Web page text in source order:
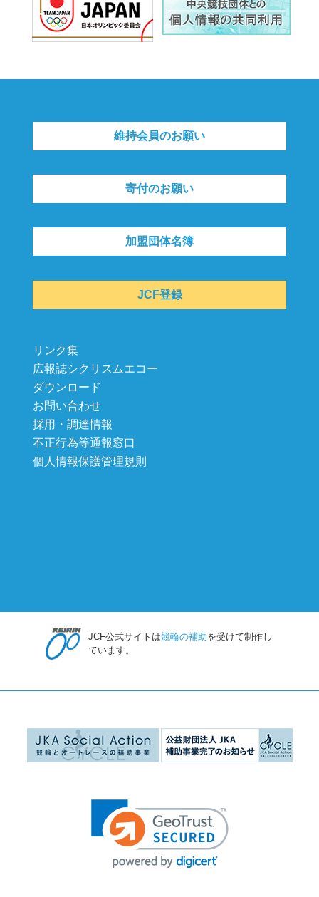
維持会員のお願い
寄付のお願い
加盟団体名簿
JCF登録
リンク集
広報誌シクリスムエコー
ダウンロード
お問い合わせ
採用・調達情報
不正行為等通報窓口
個人情報保護管理規則
JCF公式サイトは競輪の補助を受けて制作し
ています。